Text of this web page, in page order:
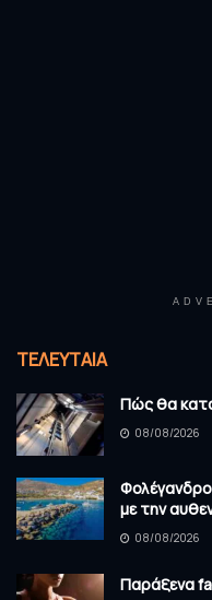
ΤΕΛΕΥΤΑΊΑ
Πώς θα
08/08/2026
με την
08/08/2026
Παράξενα